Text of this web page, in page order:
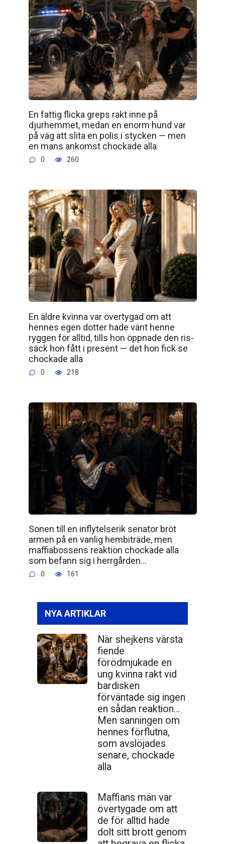
En fattig flicka greps rakt inne på
djurhemmet, medan en enorm hund var
på väg att slita en polis i stycken — men
en mans ankomst chockade alla
0 260
En äldre kvinna var övertygad om att
hennes egen dotter hade vänt henne
ryggen för alltid, tills hon öppnade den ris­
säck hon fått i present — det hon fick se
chockade alla
0 218
Sonen till en inflytelserik senator bröt
armen på en vanlig hembiträde, men
maffiabossens reaktion chockade alla
som befann sig i herrgården…
0 161
NYA ARTIKLAR
När shejkens värsta
fiende
förödmjukade en
ung kvinna rakt vid
bardisken
förväntade sig ingen
en sådan reaktion…
Men sanningen om
hennes förflutna,
som avslöjades
senare, chockade
alla
Maffians män var
övertygade om att
de för alltid hade
dolt sitt brott genom